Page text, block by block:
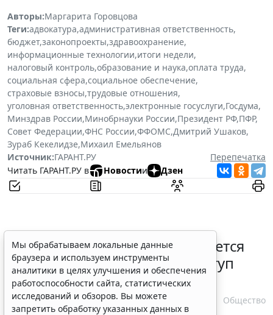
Авторы:Маргарита Горовцова
Теги:адвокатура,административная ответственность,
бюджет,законопроекты,здравоохранение,
информационные технологии,итоги недели,
налоговый контроль,образование и наука,оплата труда,
социальная сфера,социальное обеспечение,
страховые взносы,трудовые отношения,
уголовная ответственность,электронные госуслуги,Госдума,
Минздрав России,Минобрнауки России,Президент РФ,ПФР,
Совет Федерации,ФНС России,ФФОМС,Дмитрий Ушаков,
Зураб Кекелидзе,Михаил Емельянов
Источник:ГАРАНТ.РУ
Перепечатка
Читать ГАРАНТ.РУ в
Новостии Дзен
Минцифры России не собирается
вводить ограничения на доступ
детей в соцсети
7 августа 2026 14:20 Общество
Мы обрабатываем локальные данные
браузера и используем инструменты
аналитики в целях улучшения и обеспечения
работоспособности сайта, статистических
исследований и обзоров. Вы можете
запретить обработку указанных данных в